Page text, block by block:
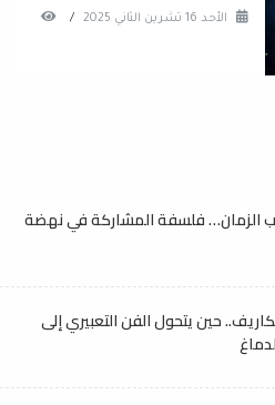
الأحد 16 تشرين الثاني 2025 /
الزمان… فلسفة المشاركة في نهضة
حين يتحول الفن التعبيري إلى